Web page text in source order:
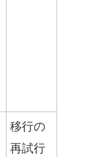
移行の
再試行